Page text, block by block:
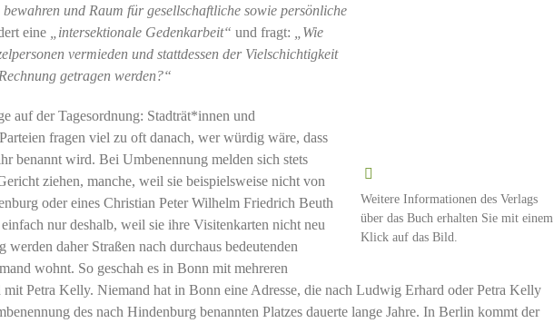
Weitere Informationen des Verlags
über das Buch erhalten Sie mit einem
Klick auf das Bild.
bewahren und Raum für gesellschaftliche sowie persönliche
eine „intersektionale Gedenkarbeit“ und fragt: „Wie
vermieden und stattdessen der Vielschichtigkeit
getragen werden?“
auf der Tagesordnung: Stadträt*innen und
fragen viel zu oft danach, wer würdig wäre, dass
benannt wird. Bei Umbenennung melden sich stets
ziehen, manche, weil sie beispielsweise nicht von
oder eines Christian Peter Wilhelm Friedrich Beuth
nur deshalb, weil sie ihre Visitenkarten nicht neu
daher Straßen nach durchaus bedeutenden
wohnt. So geschah es in Bonn mit mehreren
mit Petra Kelly. Niemand hat in Bonn eine Adresse, die nach Ludwig Erhard oder Petra Kelly
des nach Hindenburg benannten Platzes dauerte lange Jahre. In Berlin kommt der